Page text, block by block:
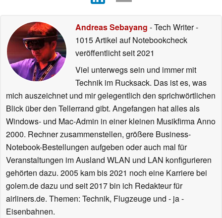
Andreas Sebayang - Tech Writer-
1015 Artikel auf Notebookcheck
veröffentlichtseit 2021
Viel unterwegs sein und immer mit
Technik im Rucksack. Das ist es, was
mich auszeichnet und mir gelegentlich den sprichwörtlichen
Blick über den Tellerrand gibt. Angefangen hat alles als
Windows- und Mac-Admin in einer kleinen Musikfirma Anno
2000. Rechner zusammenstellen, größere Business-
Notebook-Bestellungen aufgeben oder auch mal für
Veranstaltungen im Ausland WLAN und LAN konfigurieren
gehörten dazu. 2005 kam bis 2021 noch eine Karriere bei
golem.de dazu und seit 2017 bin ich Redakteur für
airliners.de. Themen: Technik, Flugzeuge und - ja -
Eisenbahnen.